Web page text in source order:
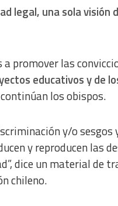
legal, una sola visión
promover las
educativos y de
continúan los obispos.
y/o
y reproducen las
dice un material de
chileno.